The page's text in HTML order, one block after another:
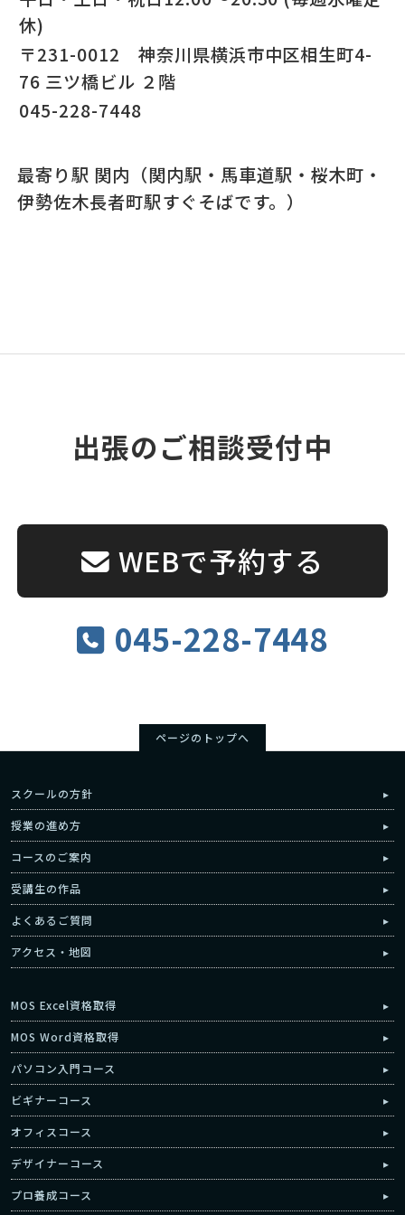
休)
〒231-0012 神奈川県横浜市中区相生町4-
76 三ツ橋ビル ２階
045-228-7448
最寄り駅 関内（関内駅・馬車道駅・桜木町・
伊勢佐木長者町駅すぐそばです。）
出張のご相談受付中
WEBで予約する
045-228-7448
ページのトップへ
スクールの方針
授業の進め方
コースのご案内
受講生の作品
よくあるご質問
アクセス・地図
MOS Excel資格取得
MOS Word資格取得
パソコン入門コース
ビギナーコース
オフィスコース
デザイナーコース
プロ養成コース